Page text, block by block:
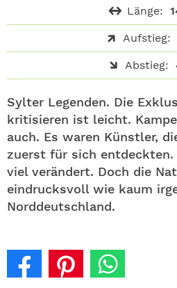
Länge:
Aufstieg:
Abstieg:
Sylter Legenden. Die
kritisieren ist leicht.
auch. Es waren Künstler,
zuerst für sich
viel verändert. Doch die
eindrucksvoll wie kaum
Norddeutschland.